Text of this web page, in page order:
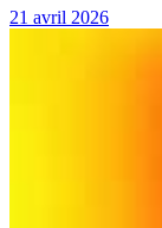
21 avril 2026